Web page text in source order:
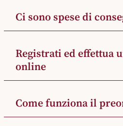
Ci sono spese di
Registrati ed effettua
online
Come funziona il